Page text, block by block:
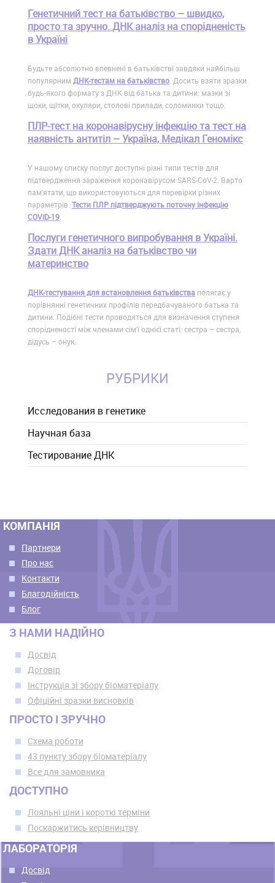
Генетичний тест на батьківство – швидко,
просто та зручно. ДНК аналіз на спорідненість
в Україні
Будьте абсолютно впевнені в батьківстві завдяки найбільш
популярним ДНК-тестам на батьківство. Досить взяти зразки
будь-якого формату з ДНК від батька та дитини: мазки зі
щоки, щітки, окуляри, столові прилади, соломинки тощо.
ПЛР-тест на коронавірусну інфекцію та тест на
наявність антитіл – Україна, Медікал Геномікс
У нашому списку послуг доступні різні типи тестів для
підтвердження зараження коронавірусом SARS-CoV-2. Варто
пам'ятати, що використовуються для перевірки різних
параметрів. Тести ПЛР підтверджують поточну інфекцію
COVID-19.
Послуги генетичного випробування в Україні.
Здати ДНК аналіз на батьківство чи
материнство
ДНК-тестування для встановлення батьківства полягає у
порівнянні генетичних профілів передбачуваного батька та
дитини. Подібні тести проводяться для визначення ступеня
спорідненості між членами сім'ї однієї статі: сестра – сестра,
дідусь – онук.
РУБРИКИ
Исследования в генетике
Научная база
Тестирование ДНК
КОМПАНІЯ
Партнери
Про нас
Контакти
Благодійність
Блог
З НАМИ НАДІЙНО
Досвід
Договір
Інструкція зі збору біоматеріалу
Офіційні зразки висновків
ПРОСТО І ЗРУЧНО
Схема роботи
43 пункту збору біоматеріалу
Все для замовника
ДОСТУПНО
Лояльні ціни і короткі терміни
Поскаржитись керівництву
ЛАБОРАТОРІЯ
Досвід